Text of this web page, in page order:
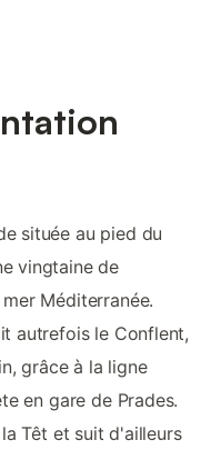
située au pied du
vingtaine de
Méditerranée.
autrefois le Conflent,
grâce à la ligne
en gare de Prades.
Têt et suit d'ailleurs